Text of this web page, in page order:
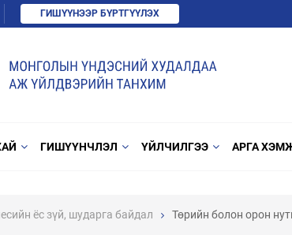
ГИШҮҮНЭЭР БҮРТГҮҮЛЭХ
ГИШҮҮНЧЛЭЛ ҮЙЛЧИЛГЭЭ АРГА
ёс зүй, шударга байдал Төрийн болон орон